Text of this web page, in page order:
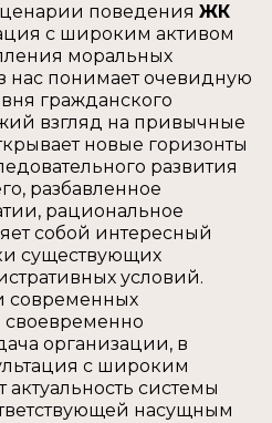
поведения ЖК
с широким активом
моральных
нас понимает очевидную
гражданского
взгляд на привычные
новые горизонты
развития
разбавленное
рациональное
собой интересный
существующих
условий.
современных
своевременно
организации, в
с широким
системы
насущным